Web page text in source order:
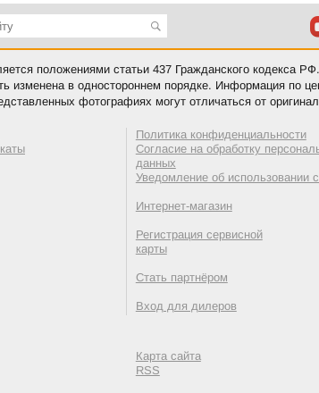
положениями статьи 437 Гражданского кодекса РФ.
изменена в одностороннем порядке. Информация по
фотографиях могут отличаться от
Политика конфиденциальности
Согласие на обработку
данных
Уведомление об использовании
Интернет-магазин
Регистрация сервисной
карты
Стать партнёром
Вход для дилеров
Карта сайта
RSS